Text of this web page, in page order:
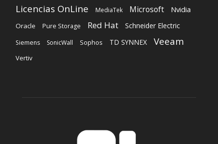
Licencias OnLine MediaTek Microsoft Nvidia
Oracle Pure Storage Red Hat Schneider Electric
Siemens SonicWall Sophos TD SYNNEX Veeam
Vertiv